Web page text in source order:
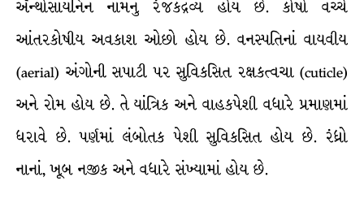
ઍન્થોસાયનિન નામનું રંજકદ્રવ્ય હોય છે. કોષો વચ્ચે
આંતરકોષીય અવકાશ ઓછો હોય છે. વનસ્પતિનાં વાયવીય
(aerial) અંગોની સપાટી પર સુવિકસિત રક્ષકત્વચા (cuticle)
અને રોમ હોય છે. તે યાંત્રિક અને વાહકપેશી વધારે પ્રમાણમાં
ધરાવે છે. પર્ણમાં લંબોતક પેશી સુવિકસિત હોય છે. રંધ્રો
નાનાં, ખૂબ નજીક અને વધારે સંખ્યામાં હોય છે.